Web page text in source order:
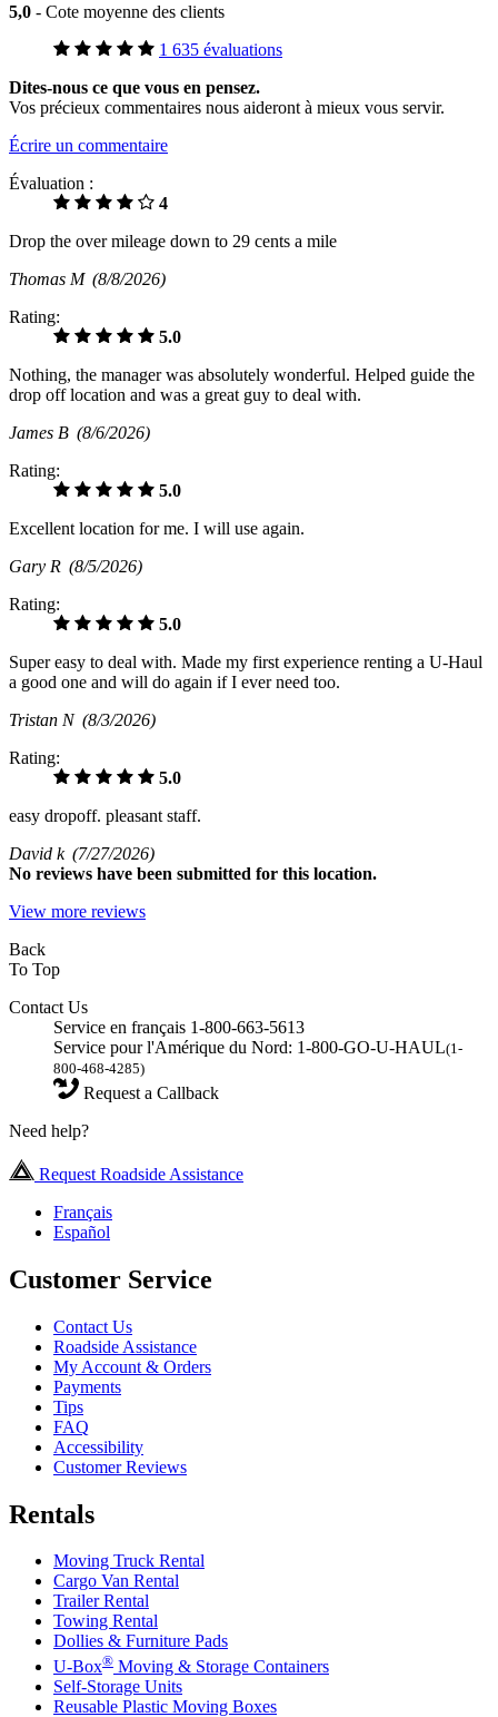
5,0 - Cote moyenne des clients
1 635 évaluations
Dites-nous ce que vous en pensez.
Vos précieux commentaires nous aideront à mieux vous servir.
Écrire un commentaire
Évaluation :
4
Drop the over mileage down to 29 cents a mile
Thomas M (8/8/2026)
Rating:
5.0
Nothing, the manager was absolutely wonderful. Helped guide the
drop off location and was a great guy to deal with.
James B (8/6/2026)
Rating:
5.0
Excellent location for me. I will use again.
Gary R (8/5/2026)
Rating:
5.0
Super easy to deal with. Made my first experience renting a U-Haul
a good one and will do again if I ever need too.
Tristan N (8/3/2026)
Rating:
5.0
easy dropoff. pleasant staff.
David k (7/27/2026)
No reviews have been submitted for this location.
View more reviews
Back
To Top
Contact Us
Service en français 1-800-663-5613
Service pour l'Amérique du Nord: 1-800-GO-U-HAUL(1-
800-468-4285)
Request a Callback
Need help?
Request Roadside Assistance
Français
Español
Customer Service
Contact Us
Roadside Assistance
My Account & Orders
Payments
Tips
FAQ
Accessibility
Customer Reviews
Rentals
Moving Truck Rental
Cargo Van Rental
Trailer Rental
Towing Rental
Dollies & Furniture Pads
U-Box® Moving & Storage Containers
Self-Storage Units
Reusable Plastic Moving Boxes